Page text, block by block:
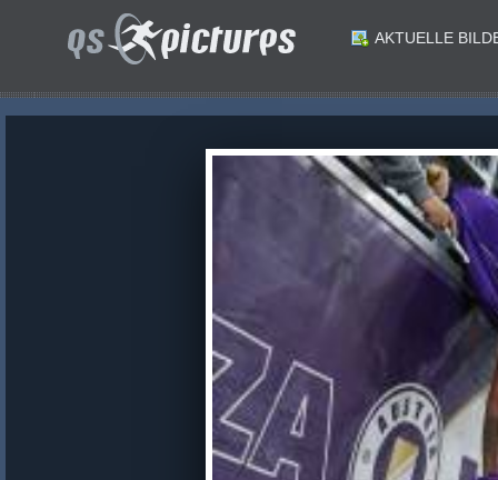
AKTUELLE